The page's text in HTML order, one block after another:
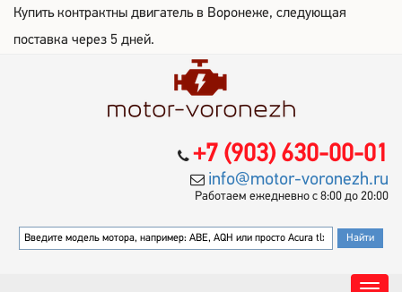
Купить контрактны двигатель в Воронеже, следующая
поставка через 5 дней.
+7 (903) 630-00-01
info@motor-voronezh.ru
Работаем ежедневно с 8:00 до 20:00